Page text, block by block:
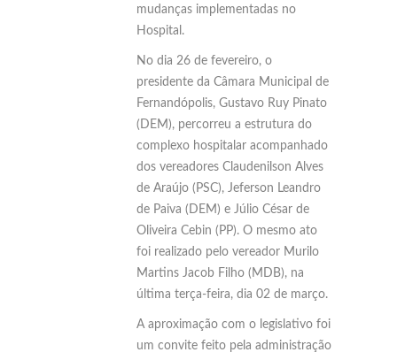
mudanças implementadas no
Hospital.
No dia 26 de fevereiro, o
presidente da Câmara Municipal de
Fernandópolis, Gustavo Ruy Pinato
(DEM), percorreu a estrutura do
complexo hospitalar acompanhado
dos vereadores Claudenilson Alves
de Araújo (PSC), Jeferson Leandro
de Paiva (DEM) e Júlio César de
Oliveira Cebin (PP). O mesmo ato
foi realizado pelo vereador Murilo
Martins Jacob Filho (MDB), na
última terça-feira, dia 02 de março.
A aproximação com o legislativo foi
um convite feito pela administração